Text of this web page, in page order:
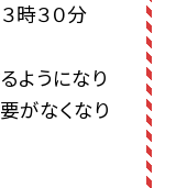
時３０分
ようになり
がなくなり